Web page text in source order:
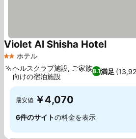
2 ホテルのランク
ホテル
Violet Al Shisha Hotel
8.1満足
ヘルスクラブ施設, ご家族
向けの宿泊施設
最安値 ￥4,070
6件のサイトの料金を表示